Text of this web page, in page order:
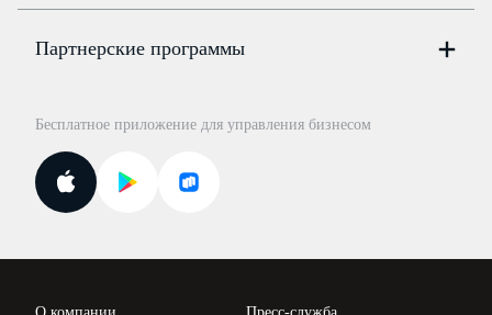
Бюро
Консультации по учёту и налогам
Курсы повышения квалификации
Госпроверки
Поиск ответа на вопрос
Новости законодательства
Партнерские программы
Для самозанятых
Бесплатное приложение для управления бизнесом